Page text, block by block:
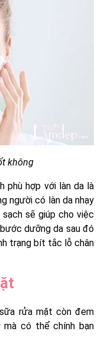
không
phù hợp với làn da là
người có làn da nhạy
sẽ giúp cho việc
dưỡng da sau đó
trạng bít tắc lỗ chân
rửa mặt còn đem
mà có thể chính bạn